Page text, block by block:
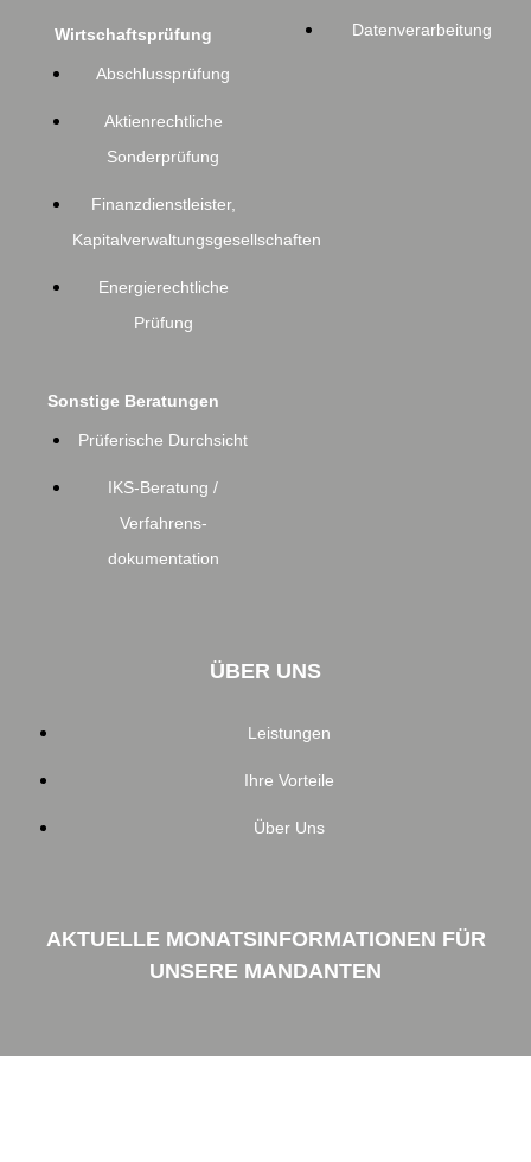
Wirtschaftsprüfung
Abschlussprüfung
Aktienrechtliche
Sonderprüfung
Finanzdienstleister,
Kapitalverwaltungsgesellschaften
Energierechtliche
Prüfung
Sonstige Beratungen
Prüferische Durchsicht
IKS-Beratung /
Verfahrens-
dokumentation
Datenverarbeitung
ÜBER UNS
Leistungen
Ihre Vorteile
Über Uns
AKTUELLE MONATSINFORMATIONEN FÜR
UNSERE MANDANTEN